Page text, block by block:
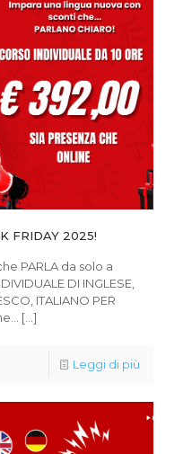
FRIDAY 2025!
PARLA da solo a
DI INGLESE,
ITALIANO PER
[…]
Leggi di più